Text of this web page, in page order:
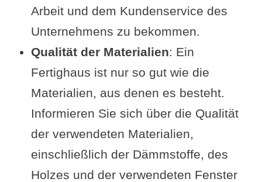
Arbeit und dem Kundenservice des
Unternehmens zu bekommen.
Qualität der Materialien: Ein
Fertighaus ist nur so gut wie die
Materialien, aus denen es besteht.
Informieren Sie sich über die Qualität
der verwendeten Materialien,
einschließlich der Dämmstoffe, des
Holzes und der verwendeten Fenster